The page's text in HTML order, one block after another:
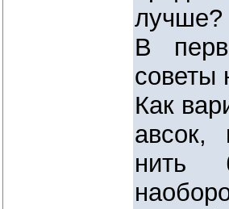
лучше?
В
советы
Как
авсок,
нить